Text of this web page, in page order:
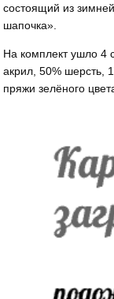
состоящий из
шапочка».
На комплект ушло 4
акрил, 50% шерсть,
пряжи зелёного